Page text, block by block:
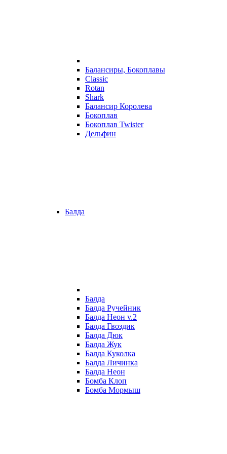
Балансиры, Бокоплавы
Classic
Rotan
Shark
Балансир Королева
Бокоплав
Бокоплав Twister
Дельфин
Балда
Балда
Балда Ручейник
Балда Неон v.2
Балда Гвоздик
Балда Дюк
Балда Жук
Балда Куколка
Балда Личинка
Балда Неон
Бомба Клоп
Бомба Мормыш